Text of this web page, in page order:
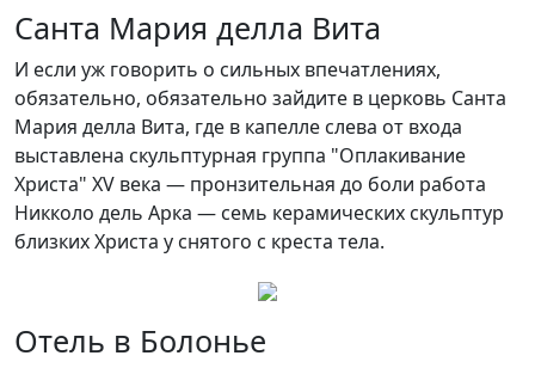
Санта Мария делла Вита
И если уж говорить о сильных впечатлениях,
обязательно, обязательно зайдите в церковь Санта
Мария делла Вита, где в капелле слева от входа
выставлена скульптурная группа "Оплакивание
Христа" XV века — пронзительная до боли работа
Никколо дель Арка — семь керамических скульптур
близких Христа у снятого с креста тела.
Отель в Болонье